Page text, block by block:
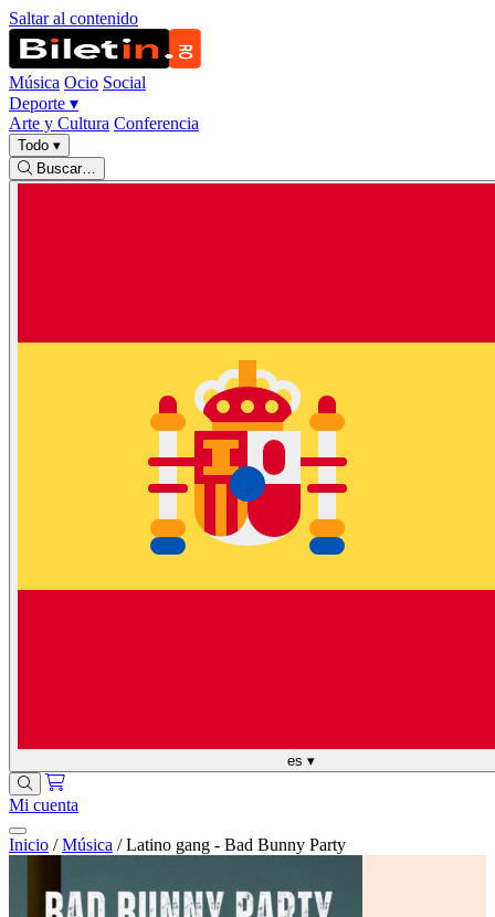
Saltar al contenido
Música Ocio Social
Deporte ▾
Arte y Cultura Conferencia
Todo ▾
Buscar…
es ▾
Mi cuenta
Inicio / Música / Latino gang - Bad Bunny Party